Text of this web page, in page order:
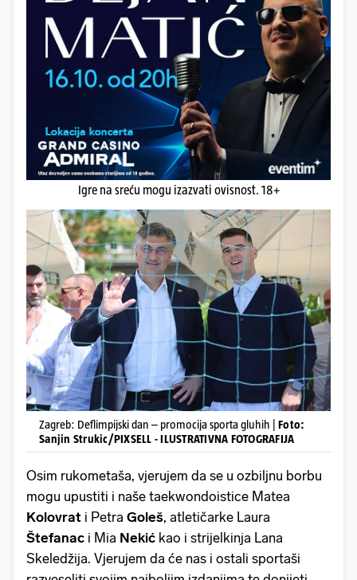
Igre na sreću mogu izazvati ovisnost. 18+
Zagreb: Deflimpijski dan – promocija sporta gluhih | Foto:
Sanjin Strukic/PIXSELL - ILUSTRATIVNA FOTOGRAFIJA
Osim rukometaša, vjerujem da se u ozbiljnu borbu
mogu upustiti i naše taekwondoistice Matea
Kolovrat i Petra Goleš, atletičarke Laura
Štefanac i Mia Nekić kao i strijelkinja Lana
Skeledžija. Vjerujem da će nas i ostali sportaši